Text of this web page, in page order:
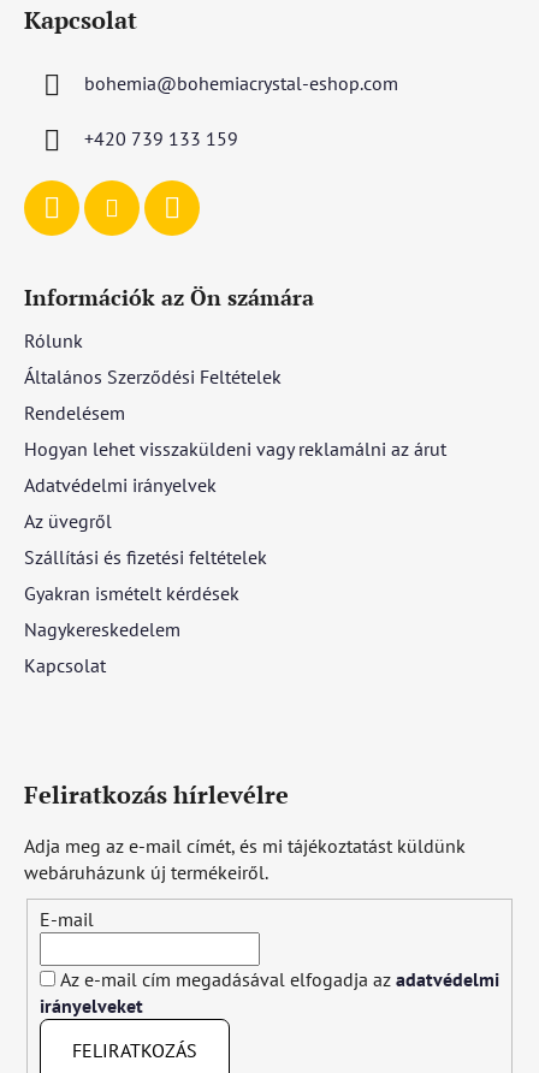
Kapcsolat
bohemia@bohemiacrystal-eshop.com
+420 739 133 159
Információk az Ön számára
Rólunk
Általános Szerződési Feltételek
Rendelésem
Hogyan lehet visszaküldeni vagy reklamálni az árut
Adatvédelmi irányelvek
Az üvegről
Szállítási és fizetési feltételek
Gyakran ismételt kérdések
Nagykereskedelem
Kapcsolat
Feliratkozás hírlevélre
Adja meg az e-mail címét, és mi tájékoztatást küldünk
webáruházunk új termékeiről.
E-mail
Az e-mail cím megadásával elfogadja az adatvédelmi
irányelveket
FELIRATKOZÁS